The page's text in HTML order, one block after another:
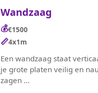
Wandzaag
💰€1500
📏4x1m
Een wandzaag staat
je grote platen veilig en
zagen ...